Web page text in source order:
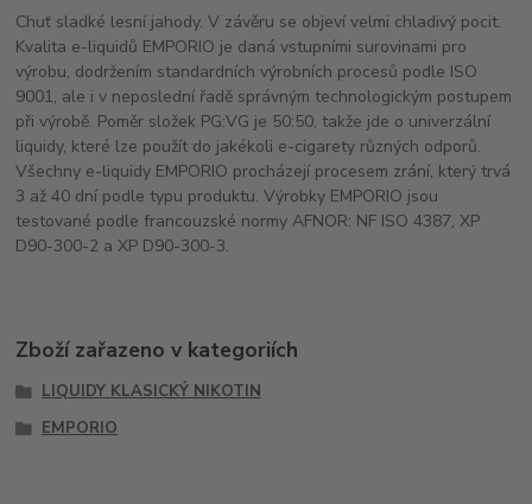
Chuť sladké lesní jahody. V závěru se objeví velmi chladivý pocit.
Kvalita e-liquidů EMPORIO je daná vstupními surovinami pro
výrobu, dodržením standardních výrobních procesů podle ISO
9001, ale i v neposlední řadě správným technologickým postupem
při výrobě. Poměr složek PG:VG je 50:50, takže jde o univerzální
liquidy, které lze použít do jakékoli e-cigarety různých odporů.
Všechny e-liquidy EMPORIO procházejí procesem zrání, který trvá
3 až 40 dní podle typu produktu. Výrobky EMPORIO jsou
testované podle francouzské normy AFNOR: NF ISO 4387, XP
D90-300-2 a XP D90-300-3.
Zboží zařazeno v kategoriích
LIQUIDY KLASICKÝ NIKOTIN
EMPORIO